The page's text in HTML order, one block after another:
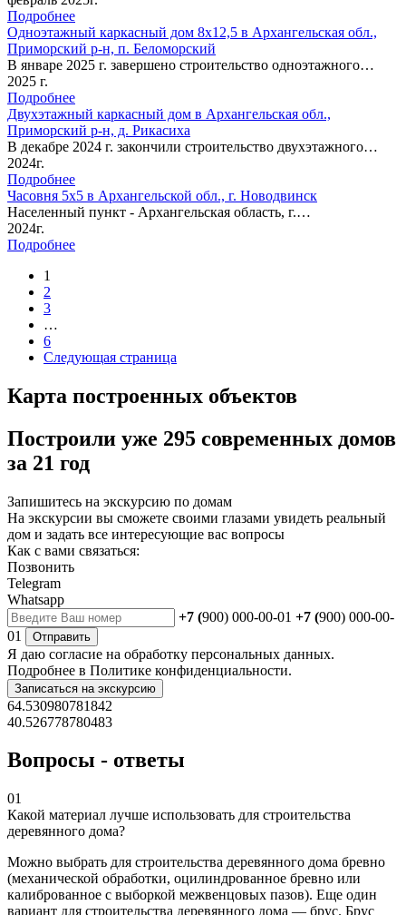
Подробнее
Одноэтажный каркасный дом 8х12,5 в Архангельская обл.,
Приморский р-н, п. Беломорский
В январе 2025 г. завершено строительство одноэтажного…
2025 г.
Подробнее
Двухэтажный каркасный дом в Архангельская обл.,
Приморский р-н, д. Рикасиха
В декабре 2024 г. закончили строительство двухэтажного…
2024г.
Подробнее
Часовня 5х5 в Архангельской обл., г. Новодвинск
Населенный пункт - Архангельская область, г.…
2024г.
Подробнее
1
2
3
…
6
Следующая страница
Карта построенных объектов
Построили уже 295 современных домов
за 21 год
Запишитесь на экскурсию по домам
На экскурсии вы сможете своими глазами увидеть реальный
дом и задать все интересующие вас вопросы
Как с вами связаться:
Позвонить
Telegram
Whatsapp
+7 (900) 000-00-01 +7 (900) 000-00-
01
Отправить
Я даю согласие на обработку персональных данных.
Подробнее в Политике конфиденциальности.
Записаться на экскурсию
64.530980781842
40.526778780483
Вопросы - ответы
01
Какой материал лучше использовать для строительства
деревянного дома?
Можно выбрать для строительства деревянного дома бревно
(механической обработки, оцилиндрованное бревно или
калиброванное с выборкой межвенцовых пазов). Еще один
вариант для строительства деревянного дома — брус. Брус